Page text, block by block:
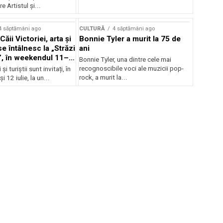
Artistul și...
săptămâni ago
Victoriei, arta și
întâlnesc la „Străzi
în weekendul 11–
și turiștii sunt invitați, în
12 iulie, la un...
CULTURĂ 4 săptămâni ago
Bonnie Tyler a murit la 75 de
ani
Bonnie Tyler, una dintre cele mai
recognoscibile voci ale muzicii pop-
rock, a murit la...